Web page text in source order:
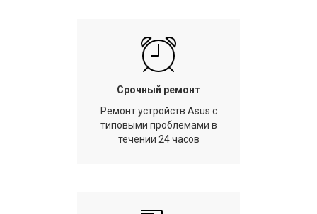
Срочный ремонт
Ремонт устройств Asus с
типовыми проблемами в
течении 24 часов